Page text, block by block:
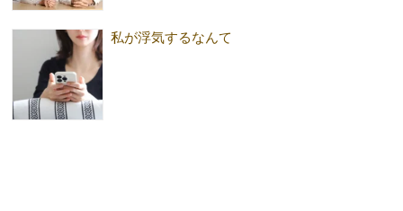
私が浮気するなんて